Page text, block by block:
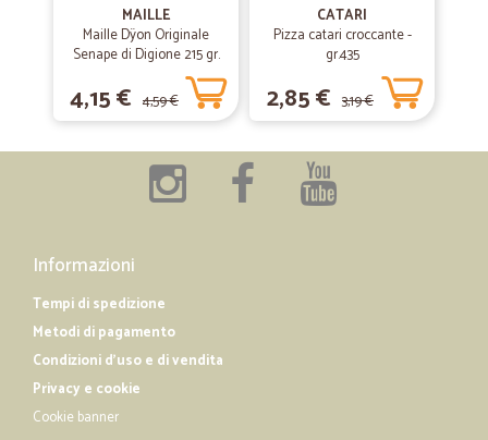
—Giampiero M.
Ottimo servizio e consegne veloci e…
Ottimo servizio e consegne veloci e puntuali. Consigliato
—Georges V.
prodoti exelenti
—Gampaolo R.
prezzo ottimo spedizione veloce …
prezzo ottimo spedizione veloce perfetto avanti cisì
MAILLE
Maille Dÿon Originale
Senape di Digione 215 gr.
4,15 € 4,59 €
CATARI
Pizza catari croccante -
gr.435
2,85 € 3,19 €
Informazioni
Tempi di spedizione
Metodi di pagamento
Condizioni d'uso e di vendita
Privacy e cookie
Cookie banner